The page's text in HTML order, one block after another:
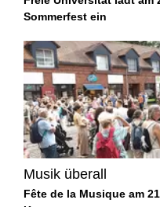
Sommerfest ein
Musik überall
Fête de la Musique am